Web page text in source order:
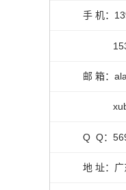
手 机：
邮 箱：
Q Q：
地 址：广